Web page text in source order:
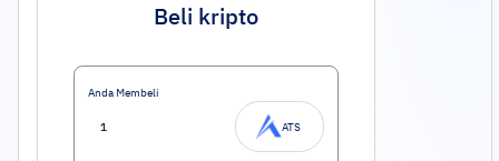
Beli kripto
Anda Membeli
ATS